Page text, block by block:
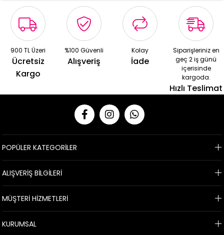
900 TL Üzeri
Ücretsiz
Kargo
%100 Güvenli
Alışveriş
Kolay
İade
Siparişleriniz en
geç 2 iş günü
içerisinde
kargoda.
Hızlı Teslimat
POPÜLER KATEGORİLER
ALIŞVERİŞ BİLGİLERİ
MÜŞTERİ HİZMETLERİ
KURUMSAL